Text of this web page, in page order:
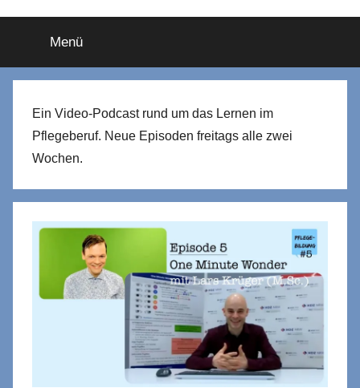
Menü
Ein Video-Podcast rund um das Lernen im
Pflegeberuf. Neue Episoden freitags alle zwei
Wochen.